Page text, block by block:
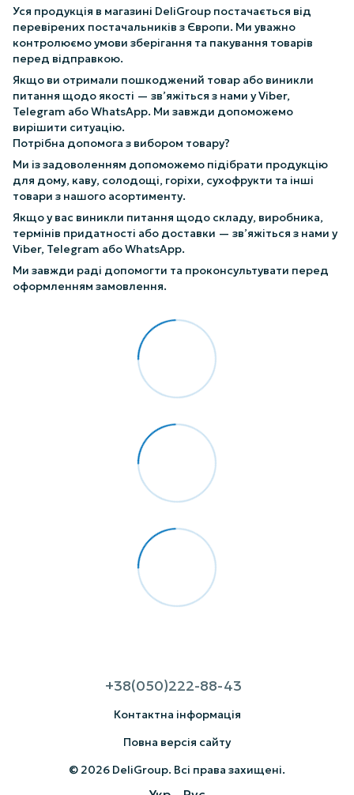
Уся продукція в магазині DeliGroup постачається від
перевірених постачальників з Європи. Ми уважно
контролюємо умови зберігання та пакування товарів
перед відправкою.
Якщо ви отримали пошкоджений товар або виникли
питання щодо якості — зв’яжіться з нами у Viber,
Telegram або WhatsApp. Ми завжди допоможемо
вирішити ситуацію.
Потрібна допомога з вибором товару?
Ми із задоволенням допоможемо підібрати продукцію
для дому, каву, солодощі, горіхи, сухофрукти та інші
товари з нашого асортименту.
Якщо у вас виникли питання щодо складу, виробника,
термінів придатності або доставки — зв’яжіться з нами у
Viber, Telegram або WhatsApp.
Ми завжди раді допомогти та проконсультувати перед
оформленням замовлення.
+38(050)222-88-43
Контактна інформація
Повна версія сайту
© 2026 DeliGroup. Всі права захищені.